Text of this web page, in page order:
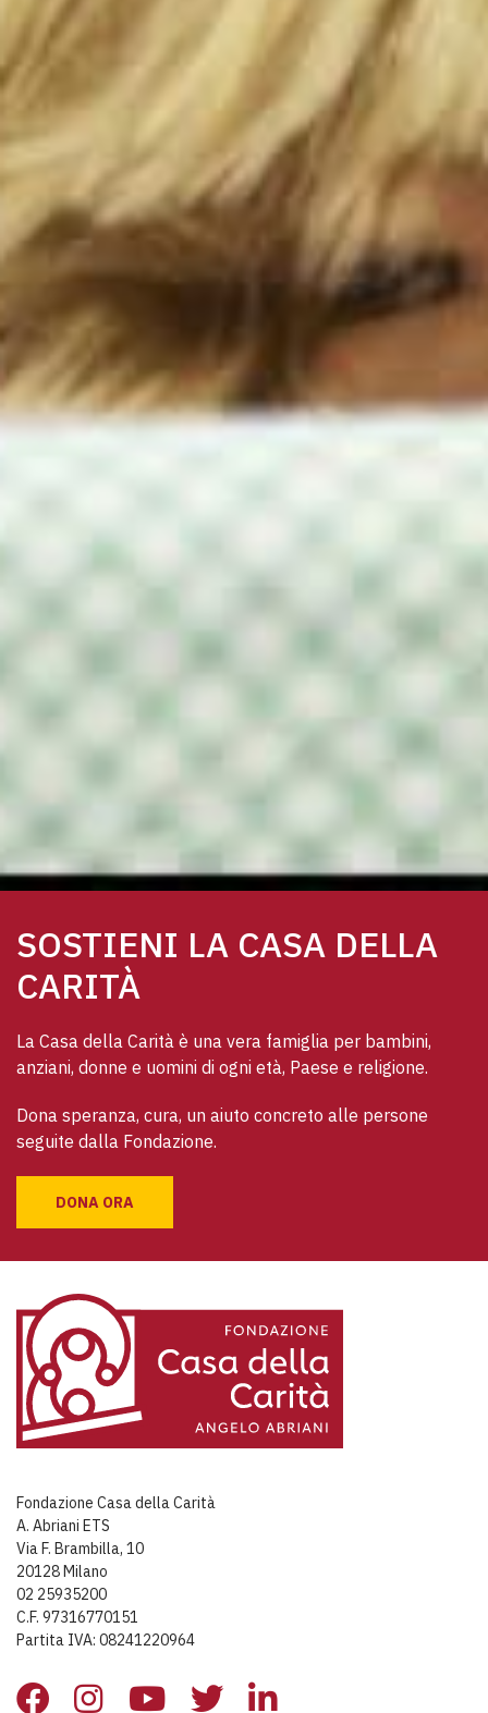
SOSTIENI LA CASA DELLA
CARITÀ
La Casa della Carità è una vera famiglia per bambini,
anziani, donne e uomini di ogni età, Paese e religione.
Dona speranza, cura, un aiuto concreto alle persone
seguite dalla Fondazione.
DONA ORA
Fondazione Casa della Carità
A. Abriani ETS
Via F. Brambilla, 10
20128 Milano
02 25935200
C.F. 97316770151
Partita IVA: 08241220964